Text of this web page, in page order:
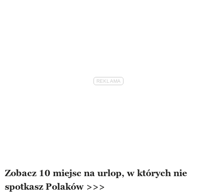
Zobacz 10 miejsc na urlop, w których nie
spotkasz Polaków >>>